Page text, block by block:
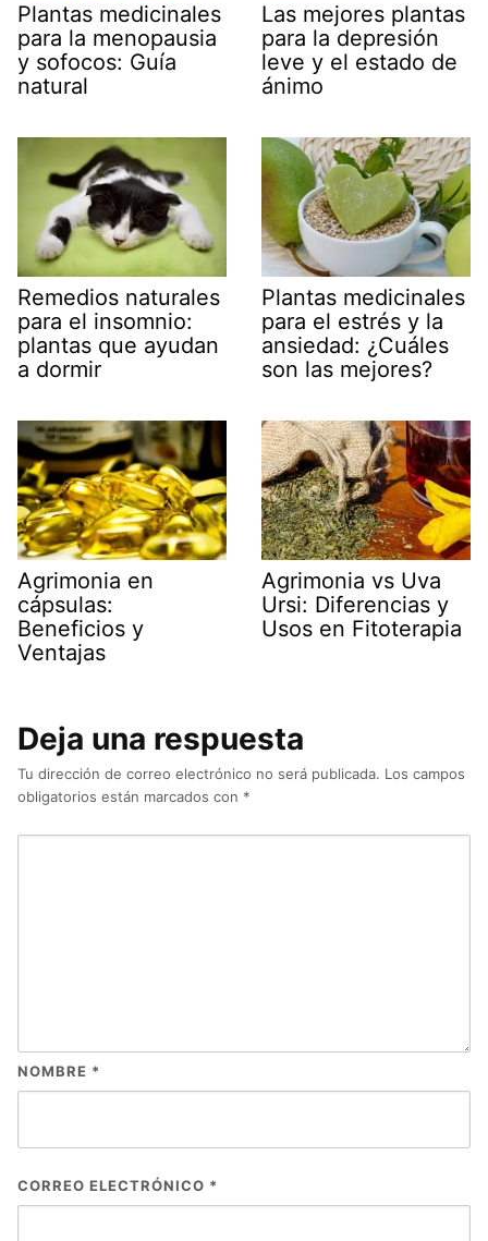
Plantas medicinales
para la menopausia
y sofocos: Guía
natural
Las mejores plantas
para la depresión
leve y el estado de
ánimo
Remedios naturales
para el insomnio:
plantas que ayudan
a dormir
Plantas medicinales
para el estrés y la
ansiedad: ¿Cuáles
son las mejores?
Agrimonia en
cápsulas:
Beneficios y
Ventajas
Agrimonia vs Uva
Ursi: Diferencias y
Usos en Fitoterapia
Deja una respuesta
Tu dirección de correo electrónico no será publicada. Los campos
obligatorios están marcados con *
NOMBRE *
CORREO ELECTRÓNICO *